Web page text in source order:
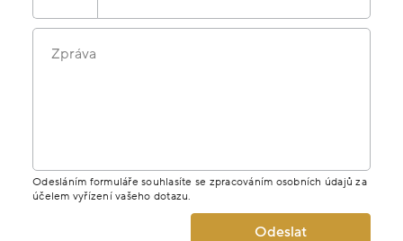
Zpráva
Odesláním formuláře souhlasíte se zpracováním osobních údajů za
účelem vyřízení vašeho dotazu.
Odeslat